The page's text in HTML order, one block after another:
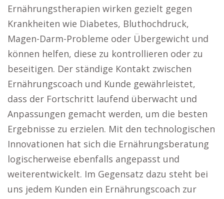
Ernährungstherapien wirken gezielt gegen
Krankheiten wie Diabetes, Bluthochdruck,
Magen-Darm-Probleme oder Übergewicht und
können helfen, diese zu kontrollieren oder zu
beseitigen. Der ständige Kontakt zwischen
Ernährungscoach und Kunde gewährleistet,
dass der Fortschritt laufend überwacht und
Anpassungen gemacht werden, um die besten
Ergebnisse zu erzielen. Mit den technologischen
Innovationen hat sich die Ernährungsberatung
logischerweise ebenfalls angepasst und
weiterentwickelt. Im Gegensatz dazu steht bei
uns jedem Kunden ein Ernährungscoach zur